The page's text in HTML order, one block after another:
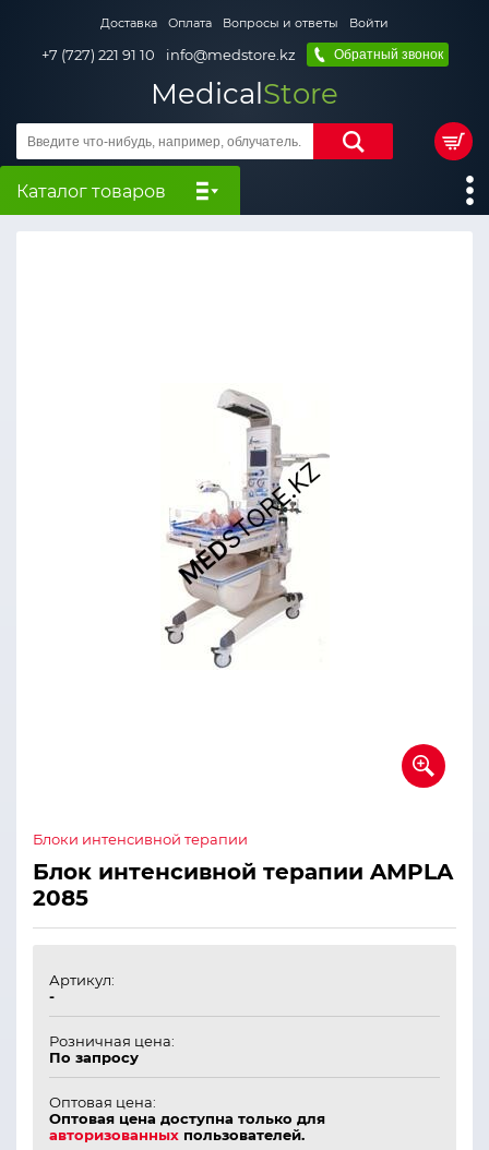
Доставка Оплата Вопросы и ответы Войти
+7 (727) 221 91 10 info@medstore.kz Обратный звонок
MedicalStore
Каталог товаров
Блоки интенсивной терапии
Блок интенсивной терапии AMPLA
2085
Артикул:
-
Розничная цена:
По запросу
Оптовая цена:
Оптовая цена доступна только для
авторизованных пользователей.